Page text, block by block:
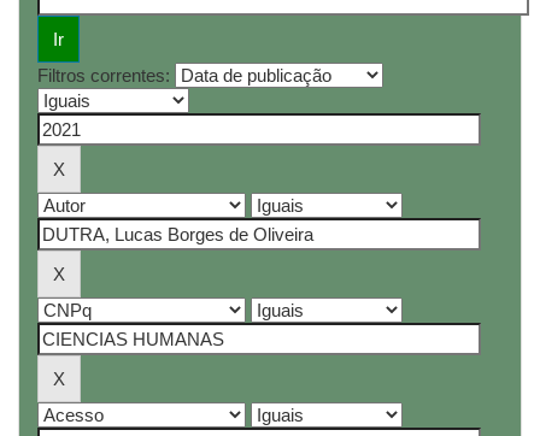
Filtros correntes: